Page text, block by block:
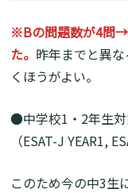
※Bの問題数が4問
た。 昨年までと異
くほうがよい。
●中学校1・2年生
（ESAT-J YEAR1,
このため今の中3生